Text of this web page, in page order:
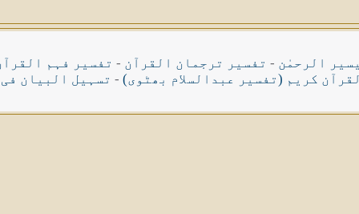
الرحمٰن - تفسیر ترجمان القرآن - تفسیر فہم
کریم (تفسیر عبدالسلام بھٹوی) - تسہیل البیان